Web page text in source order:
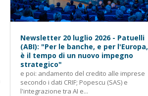
Newsletter 20 luglio 2026 - Patuelli
(ABI): "Per le banche, e per l'Europa,
è il tempo di un nuovo impegno
strategico"
e poi: andamento del credito alle imprese
secondo i dati CRIF; Popescu (SAS) e
l'integrazione tra AI e...